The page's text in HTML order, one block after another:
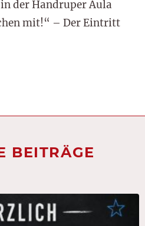
der Handruper Aula
mit!“ – Der Eintritt
BEITRÄGE